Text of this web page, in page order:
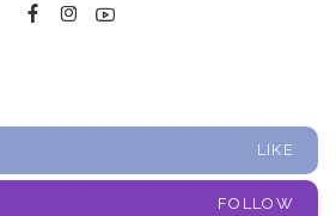
LIKE
FOLLOW